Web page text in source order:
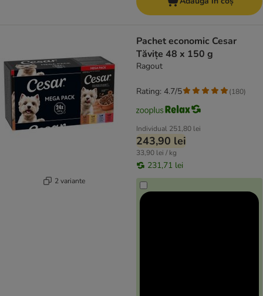
2 variante
Pachet economic Cesar
Tăvițe 48 x 150 g
Ragout
Individual 251,80 lei
243,90 lei
33,90 lei / kg
231,71 lei
Rating: 4.7/5 (180)